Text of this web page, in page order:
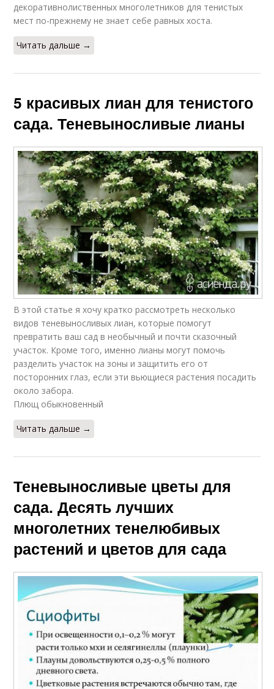
декоративнолиственных многолетников для тенистых
мест по-прежнему не знает себе равных хоста.
Читать дальше →
5 красивых лиан для тенистого
сада. Теневыносливые лианы
В этой статье я хочу кратко рассмотреть несколько
видов теневыносливых лиан, которые помогут
превратить ваш сад в необычный и почти сказочный
участок. Кроме того, именно лианы могут помочь
разделить участок на зоны и защитить его от
посторонних глаз, если эти вьющиеся растения посадить
около забора.
Плющ обыкновенный
Читать дальше →
Теневыносливые цветы для
сада. Десять лучших
многолетних тенелюбивых
растений и цветов для сада